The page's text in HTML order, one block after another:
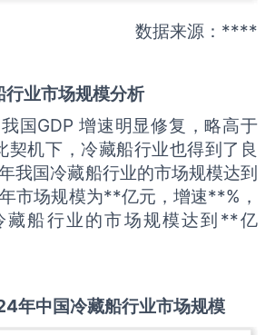
数据来源：****
行业市场规模分析
国GDP 增速明显修复，略高于
契机下，冷藏船行业也得到了良
我国冷藏船行业的市场规模达到
市场规模为**亿元，增速**%，
藏船行业的市场规模达到**亿
年中国冷藏船行业市场规模